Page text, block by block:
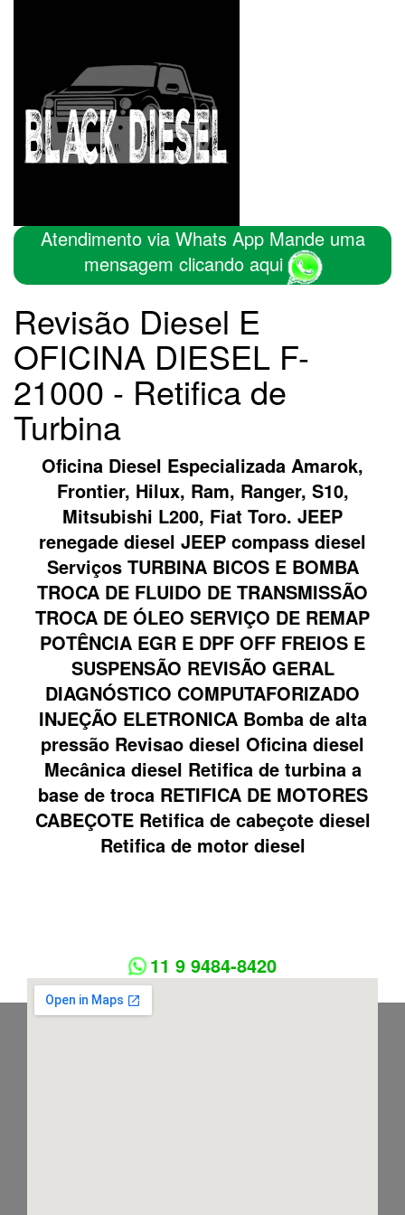
Atendimento via Whats App Mande uma
mensagem clicando aqui
Revisão Diesel E
OFICINA DIESEL F-
21000 - Retifica de
Turbina
Oficina Diesel Especializada Amarok,
Frontier, Hilux, Ram, Ranger, S10,
Mitsubishi L200, Fiat Toro. JEEP
renegade diesel JEEP compass diesel
Serviços TURBINA BICOS E BOMBA
TROCA DE FLUIDO DE TRANSMISSÃO
TROCA DE ÓLEO SERVIÇO DE REMAP
POTÊNCIA EGR E DPF OFF FREIOS E
SUSPENSÃO REVISÃO GERAL
DIAGNÓSTICO COMPUTAFORIZADO
INJEÇÃO ELETRONICA Bomba de alta
pressão Revisao diesel Oficina diesel
Mecânica diesel Retifica de turbina a
base de troca RETIFICA DE MOTORES
CABEÇOTE Retifica de cabeçote diesel
Retifica de motor diesel
11 9 9484-8420